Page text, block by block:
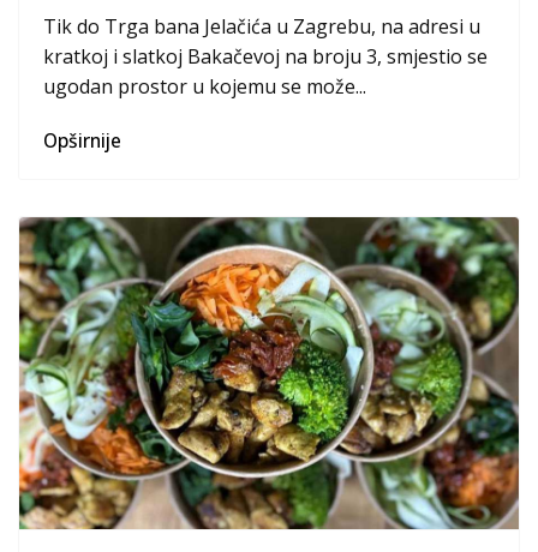
Tik do Trga bana Jelačića u Zagrebu, na adresi u
kratkoj i slatkoj Bakačevoj na broju 3, smjestio se
ugodan prostor u kojemu se može...
Opširnije